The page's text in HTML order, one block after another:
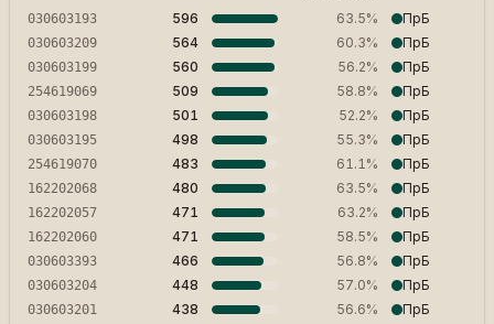
030603193 II OУ Никола Йонков Вапцаров , ж.к. Възраждане II м.р.
596 63.5% ПрБ
030603209 II OУ Никола Йонков Вапцаров , ж.к. Възраждане II м.р.
564 60.3% ПрБ
030603199 II OУ Никола Йонков Вапцаров , ж.к. Възраждане II м.р.
560 56.2% ПрБ
254619069 77 ОУ Св. Св. Кирил и Методий , ул. Трети март №45, кв.
509 58.8% ПрБ
030603198 II OУ Никола Йонков Вапцаров , ж.к. Възраждане II м.р.
501 52.2% ПрБ
030603195 II OУ Никола Йонков Вапцаров , ж.к. Възраждане II м.р.
498 55.3% ПрБ
254619070 77 ОУ Св. Св. Кирил и Методий , ул. Трети март №45, кв.
483 61.1% ПрБ
162202068 НУ Петко Рачев Славейков ул. Славянска №82
480 63.5% ПрБ
162202057 ПГТ Гоце Делчев ул.Арх.К.Петков №1
471 63.2% ПрБ
162202060 ОУ Васил Левски ул. Ралица №2
471 58.5% ПрБ
030603393 II ОУ Никола Йонков Вапцаров , ж.к. Възраждане II м.р.
466 56.8% ПрБ
030603204 II OУ Никола Йонков Вапцаров , ж.к. Възраждане II м.р.
448 57.0% ПрБ
030603201 II OУ Никола Йонков Вапцаров , ж.к. Възраждане II м.р.
438 56.6% ПрБ